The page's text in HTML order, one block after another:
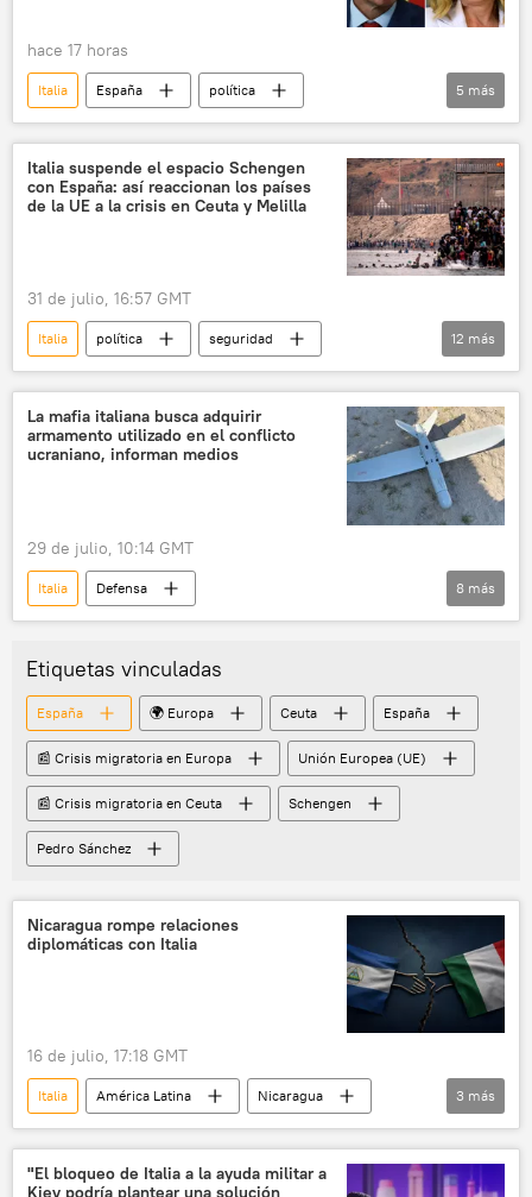
hace 17 horas
Italia España
política
Pedro Sánchez
España
Ceuta
🌍 Europa
📰 Crisis migratoria en Europa
5 más
Italia suspende el espacio Schengen
con España: así reaccionan los países
de la UE a la crisis en Ceuta y Melilla
31 de julio, 16:57 GMT
Italia política
seguridad
Giorgia Meloni
España
Ceuta
Melilla
Marruecos
📰 Crisis migratoria en Europa
migración
Schengen
12 más
La mafia italiana busca adquirir
armamento utilizado en el conflicto
ucraniano, informan medios
29 de julio, 10:14 GMT
Italia
Defensa
📰 Operación rusa de desmilitarización y desnazificación de Ucrania
🛡️ Zonas de conflicto
Palermo
Ucrania
Rusia
mercado negro
armamento
8 más
Etiquetas vinculadas
España 🌍 Europa Ceuta España
📰 Crisis migratoria en Europa Unión Europea (UE)
📰 Crisis migratoria en Ceuta Schengen
Pedro Sánchez
Nicaragua rompe relaciones
diplomáticas con Italia
16 de julio, 17:18 GMT
Italia América Latina
Nicaragua
política
relaciones internacionales
🌍 Europa
3 más
"El bloqueo de Italia a la ayuda militar a
Kiev podría plantear una solución